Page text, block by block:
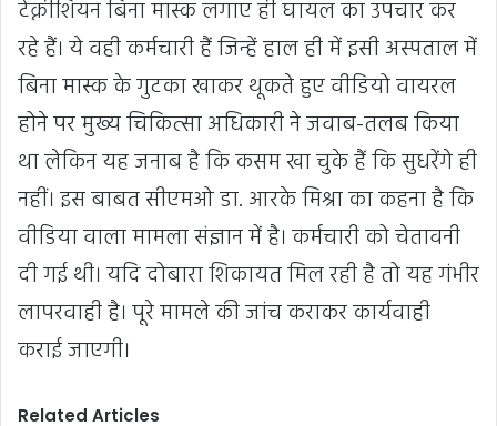
टेक्नीशियन बिना मास्क लगाए ही घायल का उपचार कर
रहे हैं। ये वही कर्मचारी हैं जिन्हें हाल ही में इसी अस्पताल में
बिना मास्क के गुटका खाकर थूकते हुए वीडियो वायरल
होने पर मुख्य चिकित्सा अधिकारी ने जवाब-तलब किया
था लेकिन यह जनाब है कि कसम खा चुके हैं कि सुधरेंगे ही
नहीं। इस बाबत सीएमओ डा. आरके मिश्रा का कहना है कि
वीडिया वाला मामला संज्ञान में है। कर्मचारी को चेतावनी
दी गई थी। यदि दोबारा शिकायत मिल रही है तो यह गंभीर
लापरवाही है। पूरे मामले की जांच कराकर कार्यवाही
कराई जाएगी।
Related Articles